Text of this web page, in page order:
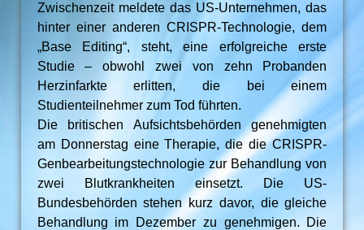
Zwischenzeit meldete das US-Unternehmen, das
hinter einer anderen CRISPR-Technologie, dem
„Base Editing“, steht, eine erfolgreiche erste
Studie – obwohl zwei von zehn Probanden
Herzinfarkte erlitten, die bei einem
Studienteilnehmer zum Tod führten.
Die britischen Aufsichtsbehörden genehmigten
am Donnerstag eine Therapie, die die CRISPR-
Genbearbeitungstechnologie zur Behandlung von
zwei Blutkrankheiten einsetzt. Die US-
Bundesbehörden stehen kurz davor, die gleiche
Behandlung im Dezember zu genehmigen. Die